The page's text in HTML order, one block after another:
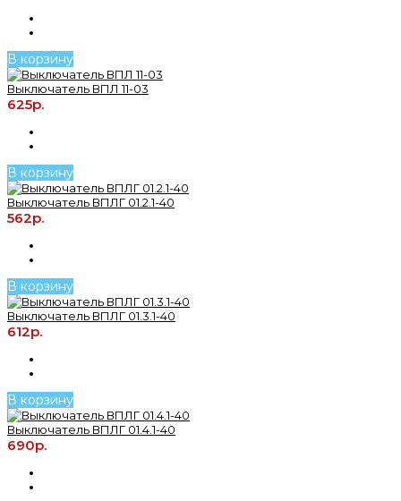
В корзину
Выключатель ВПЛ 11-03
625р.
В корзину
Выключатель ВПЛГ 01.2.1-40
562р.
В корзину
Выключатель ВПЛГ 01.3.1-40
612р.
В корзину
Выключатель ВПЛГ 01.4.1-40
690р.